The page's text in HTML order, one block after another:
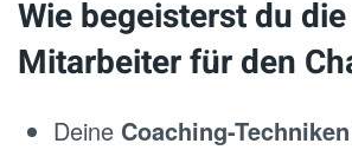
Wie begeisterst du die
Mitarbeiter für den
Deine Coaching-Techniken